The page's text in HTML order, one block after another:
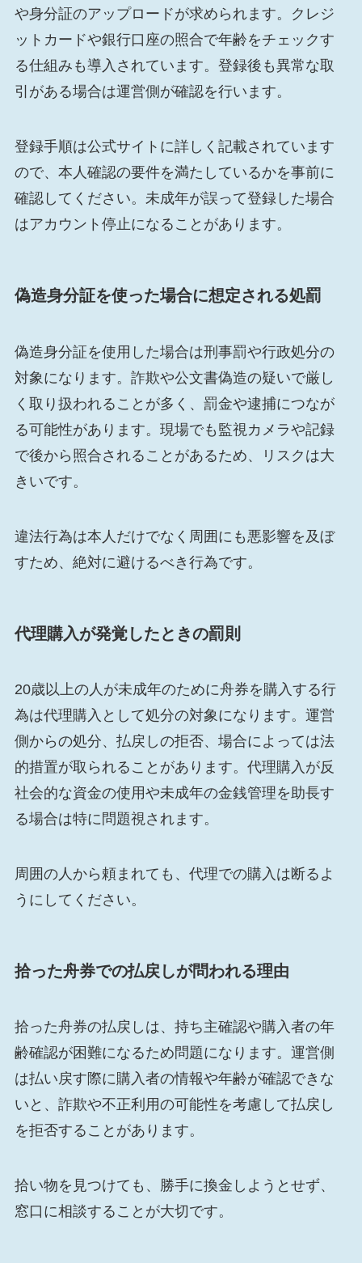
や身分証のアップロードが求められます。クレジ
ットカードや銀行口座の照合で年齢をチェックす
る仕組みも導入されています。登録後も異常な取
引がある場合は運営側が確認を行います。
登録手順は公式サイトに詳しく記載されています
ので、本人確認の要件を満たしているかを事前に
確認してください。未成年が誤って登録した場合
はアカウント停止になることがあります。
偽造身分証を使った場合に想定される処罰
偽造身分証を使用した場合は刑事罰や行政処分の
対象になります。詐欺や公文書偽造の疑いで厳し
く取り扱われることが多く、罰金や逮捕につなが
る可能性があります。現場でも監視カメラや記録
で後から照合されることがあるため、リスクは大
きいです。
違法行為は本人だけでなく周囲にも悪影響を及ぼ
すため、絶対に避けるべき行為です。
代理購入が発覚したときの罰則
20歳以上の人が未成年のために舟券を購入する行
為は代理購入として処分の対象になります。運営
側からの処分、払戻しの拒否、場合によっては法
的措置が取られることがあります。代理購入が反
社会的な資金の使用や未成年の金銭管理を助長す
る場合は特に問題視されます。
周囲の人から頼まれても、代理での購入は断るよ
うにしてください。
拾った舟券での払戻しが問われる理由
拾った舟券の払戻しは、持ち主確認や購入者の年
齢確認が困難になるため問題になります。運営側
は払い戻す際に購入者の情報や年齢が確認できな
いと、詐欺や不正利用の可能性を考慮して払戻し
を拒否することがあります。
拾い物を見つけても、勝手に換金しようとせず、
窓口に相談することが大切です。